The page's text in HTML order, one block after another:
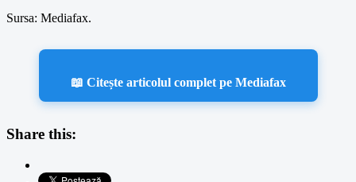
Sursa: Mediafax.
📖 Citește articolul complet pe Mediafax
Share this: